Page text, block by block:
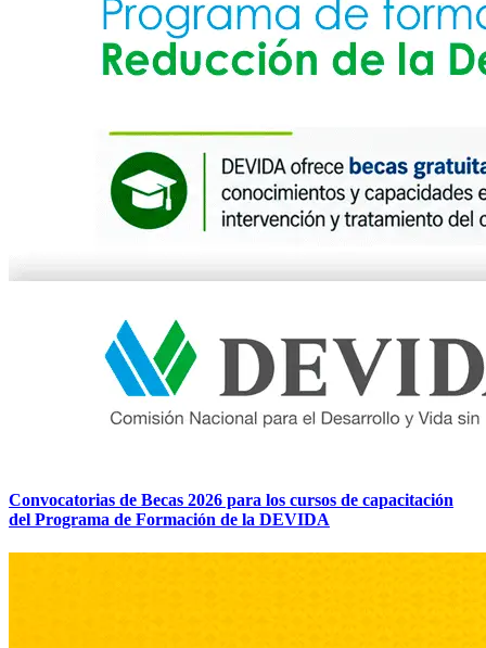
Convocatorias de Becas 2026 para los cursos de capacitación
del Programa de Formación de la DEVIDA